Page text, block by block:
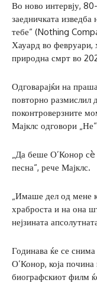
Во ново интервју,
заедничката
тебе“ (Nothing
Хауард во февруари,
природна смрт во
Одговарајќи на
повторно размислил
поконтроверзните
Мајклс одговори
„Да беше О’Конор сè
песна“, рече Мајклс.
„Имаше дел од мене
храброста и на она
нејзината
Годинава ќе се
О’Конор, која
биографскиот филм